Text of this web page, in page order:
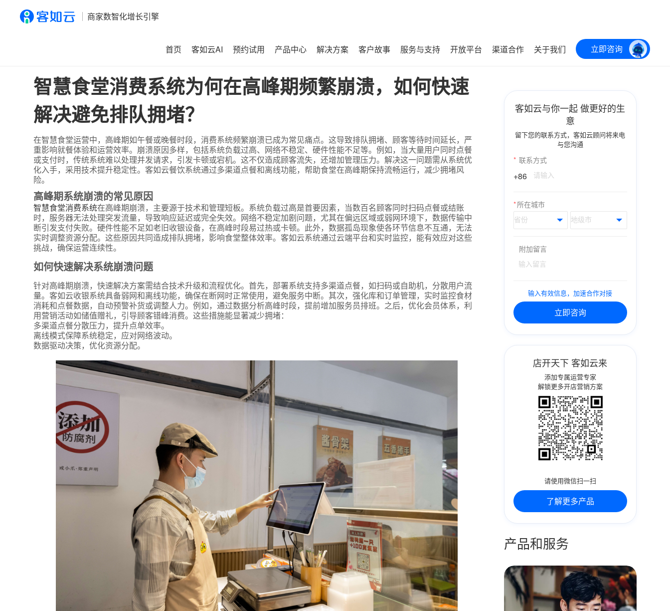
商家数智化增长引擎
首页 客如云AI 预约试用 产品中心 解决方案 客户故事 服务与支持 开放平台 渠道合作 关于我们 立即咨询
智慧食堂消费系统为何在高峰期频繁崩溃，如何快速
解决避免排队拥堵？
在智慧食堂运营中，高峰期如午餐或晚餐时段，消费系统频繁崩溃已成为常见痛点。这导致排队拥堵、顾客等待时间延长，严
重影响就餐体验和运营效率。崩溃原因多样，包括系统负载过高、网络不稳定、硬件性能不足等。例如，当大量用户同时点餐
或支付时，传统系统难以处理并发请求，引发卡顿或宕机。这不仅造成顾客流失，还增加管理压力。解决这一问题需从系统优
化入手，采用技术提升稳定性。客如云餐饮系统通过多渠道点餐和离线功能，帮助食堂在高峰期保持流畅运行，减少拥堵风
险。
高峰期系统崩溃的常见原因
智慧食堂消费系统在高峰期崩溃，主要源于技术和管理短板。系统负载过高是首要因素，当数百名顾客同时扫码点餐或结账
时，服务器无法处理突发流量，导致响应延迟或完全失效。网络不稳定加剧问题，尤其在偏远区域或弱网环境下，数据传输中
断引发支付失败。硬件性能不足如老旧收银设备，在高峰时段易过热或卡顿。此外，数据孤岛现象使各环节信息不互通，无法
实时调整资源分配。这些原因共同造成排队拥堵，影响食堂整体效率。客如云系统通过云端平台和实时监控，能有效应对这些
挑战，确保运营连续性。
如何快速解决系统崩溃问题
针对高峰期崩溃，快速解决方案需结合技术升级和流程优化。首先，部署系统支持多渠道点餐，如扫码或自助机，分散用户流
量。客如云收银系统具备弱网和离线功能，确保在断网时正常使用，避免服务中断。其次，强化库和订单管理，实时监控食材
消耗和点餐数据，自动预警补货或调整人力。例如，通过数据分析高峰时段，提前增加服务员排班。之后，优化会员体系，利
用营销活动如储值赠礼，引导顾客错峰消费。这些措施能显著减少拥堵：
多渠道点餐分散压力，提升点单效率。
离线模式保障系统稳定，应对网络波动。
数据驱动决策，优化资源分配。
客如云与你一起 做更好的生
意
留下您的联系方式，客如云顾问将来电
与您沟通
* 联系方式
+86
*所在城市
附加留言
输入有效信息，加速合作对接
立即咨询
店开天下 客如云来
添加专属运营专家
解锁更多开店营销方案
请使用微信扫一扫
了解更多产品
产品和服务